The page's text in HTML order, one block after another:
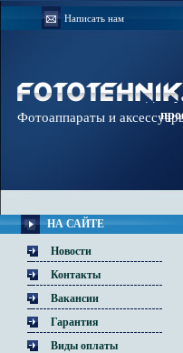
Написать нам
Фотоаппараты и
НА САЙТЕ
Новости
Контакты
Вакансии
Гарантия
Виды оплаты